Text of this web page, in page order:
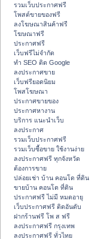
รวมเว็บประกาศฟรี
โพสต์ขายของฟรี
ลงโฆษณาสินค้าฟรี
โฆษณาฟรี
ประกาศฟรี
เว็บฟรีไม่จำกัด
ทำ SEO ติด Google
ลงประกาศขาย
เว็บฟรียอดนิยม
โพสโฆษณา
ประกาศขายของ
ประกาศหางาน
บริการ แนะนำเว็บ
ลงประกาศ
รวมเว็บประกาศฟรี
รวมเว็บซื้อขาย ใช้งานง่าย
ลงประกาศฟรี ทุกจังหวัด
ต้องการขาย
ปล่อยเช่า บ้าน คอนโด ที่ดิน
ขายบ้าน คอนโด ที่ดิน
ประกาศฟรี ไม่มี หมดอายุ
เว็บประกาศฟรี ติดอันดับ
ฝากร้านฟรี โพ ส ฟรี
ลงประกาศฟรี กรุงเทพ
ลงประกาศฟรี ทั่วไทย